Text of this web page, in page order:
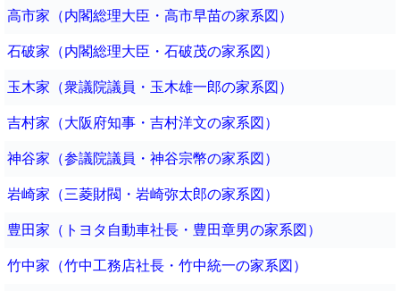
高市家（内閣総理大臣・高市早苗の家系図）
石破家（内閣総理大臣・石破茂の家系図）
玉木家（衆議院議員・玉木雄一郎の家系図）
吉村家（大阪府知事・吉村洋文の家系図）
神谷家（参議院議員・神谷宗幣の家系図）
岩崎家（三菱財閥・岩崎弥太郎の家系図）
豊田家（トヨタ自動車社長・豊田章男の家系図）
竹中家（竹中工務店社長・竹中統一の家系図）